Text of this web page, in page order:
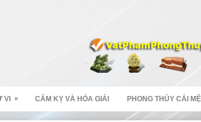
VI » CẤM KỴ VÀ HÓA GIẢI PHONG THỦY CẢI